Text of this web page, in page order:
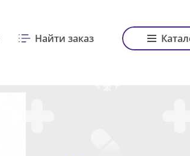
Найти заказ